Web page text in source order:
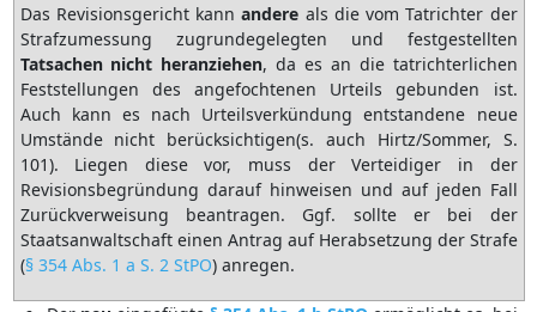
Das Revisionsgericht kannandere als die vom Tatrichter der
Strafzumessung zugrundegelegten und festgestellten
Tatsachen nicht heranziehen, da es an die tatrichterlichen
Feststellungen des angefochtenen Urteils gebunden ist.
Auch kann es nach Urteilsverkündung entstandene neue
Umstände nicht berücksichtigen(s. auch Hirtz/Sommer, S.
101). Liegen diese vor, muss der Verteidiger in der
Revisionsbegründung darauf hinweisen und auf jeden Fall
Zurückverweisung beantragen. Ggf. sollte er bei der
Staatsanwaltschaft einen Antrag auf Herabsetzung der Strafe
(§ 354 Abs. 1 a S. 2 StPO) anregen.